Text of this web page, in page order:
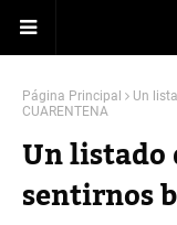
Página Principal
Un
CUARENTENA
Un listado
sentirnos